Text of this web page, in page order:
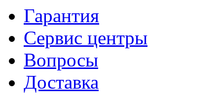
Гарантия
Сервис центры
Вопросы
Доставка